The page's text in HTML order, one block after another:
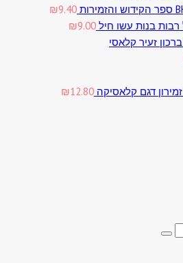
ספר הקידוש והזמירות
₪9.40
רבות בנות עשו חיל
₪9.00
ברכון זעיר קלאסי
זמירון דגם קלאסיקה
₪12.80